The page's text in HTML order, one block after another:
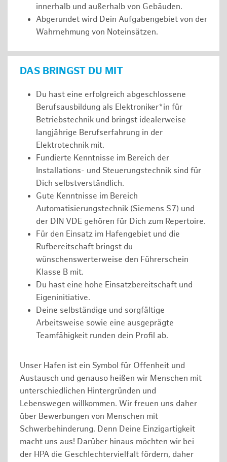
innerhalb und außerhalb von Gebäuden.
Abgerundet wird Dein Aufgabengebiet von der
Wahrnehmung von Noteinsätzen.
DAS BRINGST DU MIT
Du hast eine erfolgreich abgeschlossene
Berufsausbildung als Elektroniker*in für
Betriebstechnik und bringst idealerweise
langjährige Berufserfahrung in der
Elektrotechnik mit.
Fundierte Kenntnisse im Bereich der
Installations- und Steuerungstechnik sind für
Dich selbstverständlich.
Gute Kenntnisse im Bereich
Automatisierungstechnik (Siemens S7) und
der DIN VDE gehören für Dich zum Repertoire.
Für den Einsatz im Hafengebiet und die
Rufbereitschaft bringst du
wünschenswerterweise den Führerschein
Klasse B mit.
Du hast eine hohe Einsatzbereitschaft und
Eigeninitiative.
Deine selbständige und sorgfältige
Arbeitsweise sowie eine ausgeprägte
Teamfähigkeit runden dein Profil ab.
Unser Hafen ist ein Symbol für Offenheit und
Austausch und genauso heißen wir Menschen mit
unterschiedlichen Hintergründen und
Lebenswegen willkommen. Wir freuen uns daher
über Bewerbungen von Menschen mit
Schwerbehinderung. Denn Deine Einzigartigkeit
macht uns aus! Darüber hinaus möchten wir bei
der HPA die Geschlechtervielfalt fördern, daher